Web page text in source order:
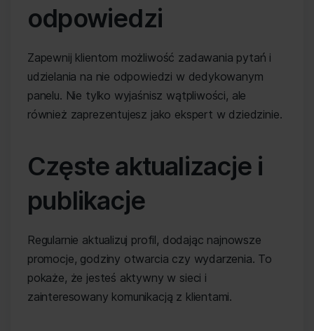
odpowiedzi
Zapewnij klientom możliwość zadawania pytań i
udzielania na nie odpowiedzi w dedykowanym
panelu. Nie tylko wyjaśnisz wątpliwości, ale
również zaprezentujesz jako ekspert w dziedzinie.
Częste aktualizacje i
publikacje
Regularnie aktualizuj profil, dodając najnowsze
promocje, godziny otwarcia czy wydarzenia. To
pokaże, że jesteś aktywny w sieci i
zainteresowany komunikacją z klientami.